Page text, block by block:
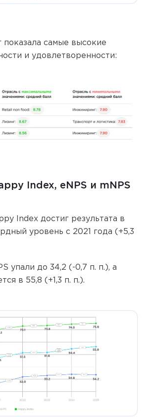
показала самые высокие
и удовлетворенности:
Index, eNPS и mNPS
Index достиг результата в
уровень c 2021 года (+5,3
упали до 34,2 (-0,7 п. п.), а
в 55,8 (+1,3 п. п.).